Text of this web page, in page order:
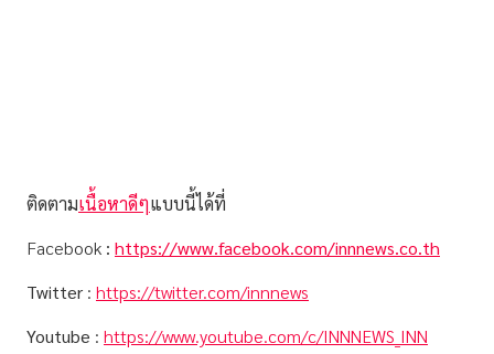
ติดตามเนื้อหาดีๆแบบนี้ได้ที่
Facebook : https://www.facebook.com/innnews.co.th
Twitter : https://twitter.com/innnews
Youtube : https://www.youtube.com/c/INNNEWS_INN